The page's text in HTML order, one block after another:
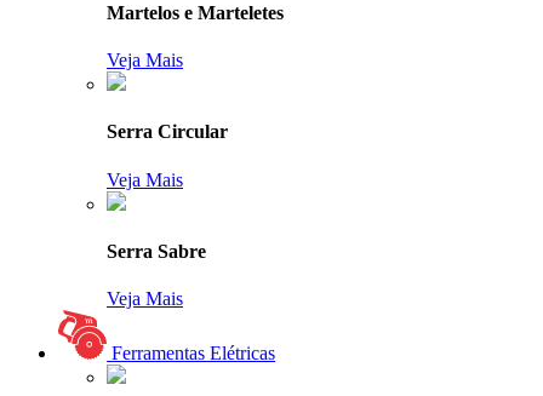
Martelos e Marteletes
Veja Mais
Serra Circular
Veja Mais
Serra Sabre
Veja Mais
Ferramentas Elétricas